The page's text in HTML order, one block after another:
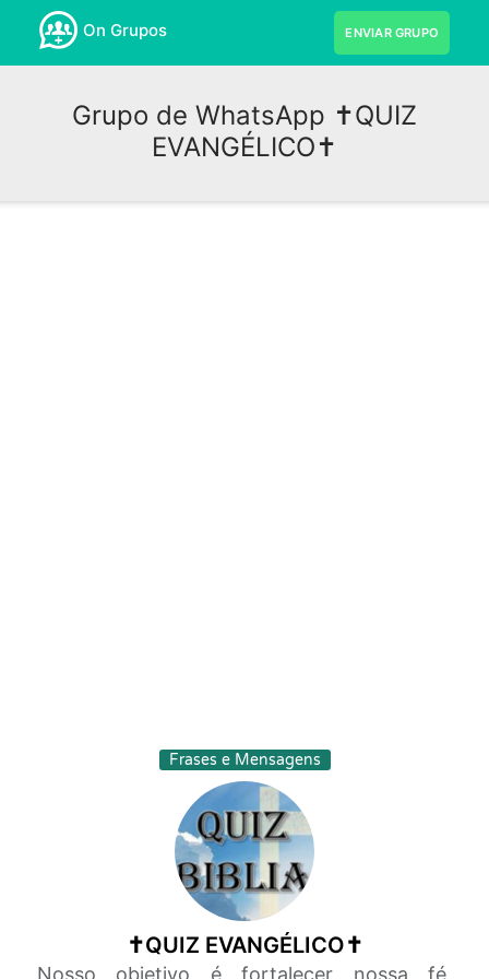
On Grupos ENVIAR GRUPO
Grupo de WhatsApp ✝️QUIZ
EVANGÉLICO✝️
Frases e Mensagens
✝️QUIZ EVANGÉLICO✝️
Nosso objetivo é fortalecer nossa fé,